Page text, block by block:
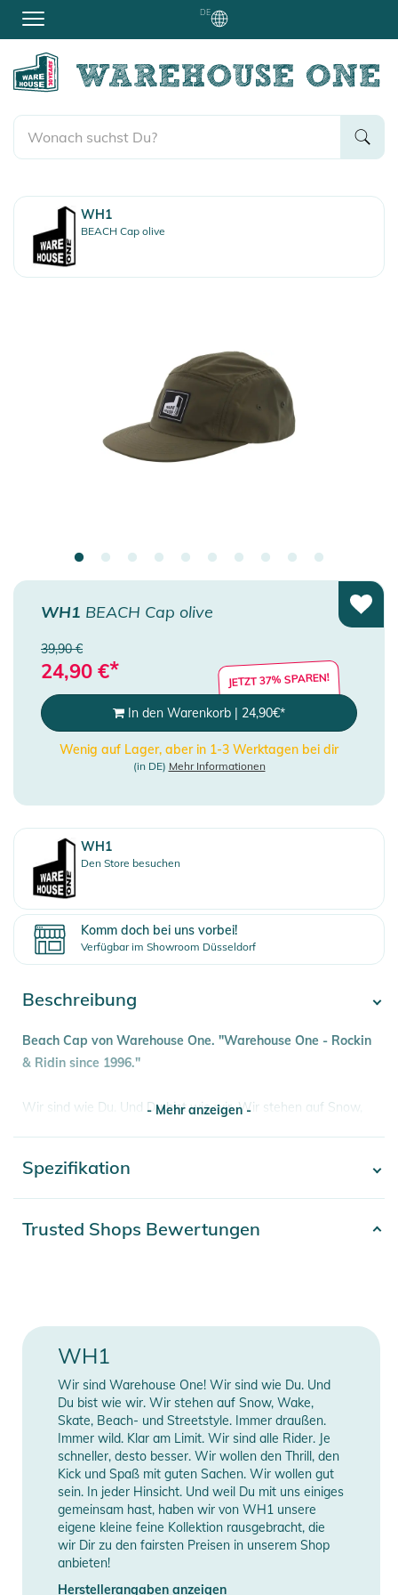
DE
WH1
BEACH Cap olive
WH1 BEACH Cap olive
39,90 €
24,90 €* JETZT 37% SPAREN!
In den Warenkorb | 24,90€*
Wenig auf Lager, aber in 1-3 Werktagen bei dir
(in DE) Mehr Informationen
WH1
Den Store besuchen
Komm doch bei uns vorbei!
Verfügbar im Showroom Düsseldorf
Beschreibung
Beach Cap von Warehouse One. "Warehouse One - Rockin
& Ridin since 1996."
Wir sind wie Du. Und Du bist wie wir. Wir stehen auf Snow,
besser. Speed ist alles. Wir wollen den Thrill, den Kick und
Spaß mit gutem Style. Wir wollen gut sein. In jeder Hinsicht.
Hier ist die passende Cap! Für alles, was wir lieben und
Warehouse One Logo lässt sie dich in jeder Situation gut
aussehen.
Speziell für anspruchsvolle Outdoor-Aktivitäten entwickelt.
Hergestellt aus hochwertigem 100 % Ripstop-Nylon bietet
diese Cap eine unschlagbare Kombination aus
Strapazierfähigkeit, Funktionalität und Stil. Das wasserdichte
und atmungsaktive Material dieser Cap sorgt für Schutz und
Komfort bei jedem Wetter. Ob beim Wandern, Camping oder
anderen Outdoor-Abenteuern, diese Cap hält Wind und
Wetter stand und bietet gleichzeitig eine optimale Belüftung
- Mehr anzeigen -
Spezifikation
Gender Unisex
Style Cap
Manufacturer
Information
Herstellerangaben
anzeigen
Trusted Shops Bewertungen
WH1
Wir sind Warehouse One! Wir sind wie Du. Und
Du bist wie wir. Wir stehen auf Snow, Wake,
Skate, Beach- und Streetstyle. Immer draußen.
Immer wild. Klar am Limit. Wir sind alle Rider. Je
schneller, desto besser. Wir wollen den Thrill, den
Kick und Spaß mit guten Sachen. Wir wollen gut
sein. In jeder Hinsicht. Und weil Du mit uns einiges
gemeinsam hast, haben wir von WH1 unsere
eigene kleine feine Kollektion rausgebracht, die
wir Dir zu den fairsten Preisen in unserem Shop
anbieten!
Herstellerangaben anzeigen